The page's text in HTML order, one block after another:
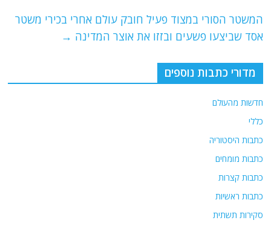
p
o
k
המשטר הסורי במצוד פעיל חובק עולם אחרי בכירי משטר
אסד שביצעו פשעים ובזזו את אוצר המדינה →
מדורי כתבות נוספים
חדשות מהעולם
כללי
כתבות היסטוריה
כתבות מומחים
כתבות קצרות
כתבות ראשיות
סקירות תשתית